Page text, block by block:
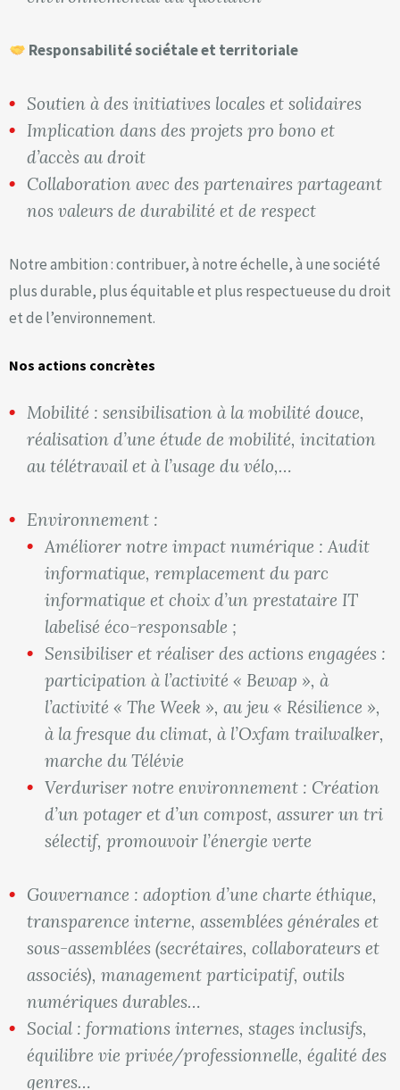
Responsabilité sociétale et territoriale
Soutien à des initiatives locales et solidaires
Implication dans des projets pro bono et
d’accès au droit
Collaboration avec des partenaires partageant
nos valeurs de durabilité et de respect
Notre ambition : contribuer, à notre échelle, à une société
plus durable, plus équitable et plus respectueuse du droit
et de l’environnement.
Nos actions concrètes
Mobilité : sensibilisation à la mobilité douce,
réalisation d’une étude de mobilité, incitation
au télétravail et à l’usage du vélo,…
Environnement :
Améliorer notre impact numérique : Audit
informatique, remplacement du parc
informatique et choix d’un prestataire IT
labelisé éco-responsable ;
Sensibiliser et réaliser des actions engagées :
participation à l’activité « Bewap », à
l’activité « The Week », au jeu « Résilience »,
à la fresque du climat, à l’Oxfam trailwalker,
marche du Télévie
Verduriser notre environnement : Création
d’un potager et d’un compost, assurer un tri
sélectif, promouvoir l’énergie verte
Gouvernance : adoption d’une charte éthique,
transparence interne, assemblées générales et
sous-assemblées (secrétaires, collaborateurs et
associés), management participatif, outils
numériques durables…
Social : formations internes, stages inclusifs,
équilibre vie privée/professionnelle, égalité des
genres…